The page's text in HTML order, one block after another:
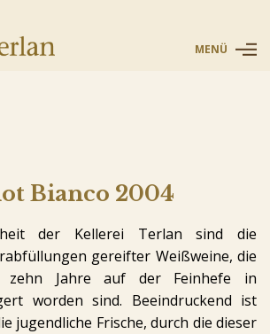
MENÜ
Bianco 2004
der Kellerei Terlan sind die
gereifter Weißweine, die
zehn Jahre auf der Feinhefe in
worden sind. Beeindruckend ist
jugendliche Frische, durch die dieser